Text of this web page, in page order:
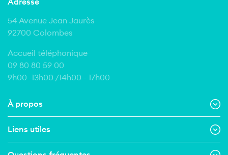
À propos
Liens utiles
54 Avenue Jean Jaurès
92700 Colombes
Accueil téléphonique
09 80 80 59 00
9h00 -13h00 /14h00 - 17h00